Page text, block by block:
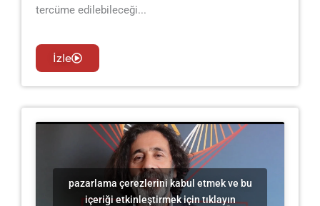
tercüme edilebileceği...
İzle
pazarlama çerezlerini kabul etmek ve bu
içeriği etkinleştirmek için tıklayın